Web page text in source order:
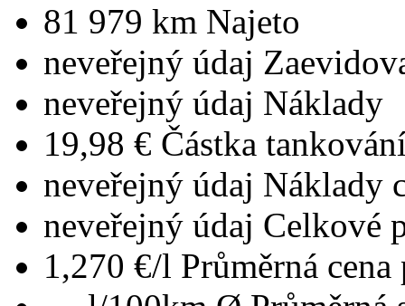
81 979 km Najeto
neveřejný údaj
neveřejný údaj Náklady
19,98 € Částka
neveřejný údaj Náklady
neveřejný údaj Celkové
1,270 €/l Průměrná